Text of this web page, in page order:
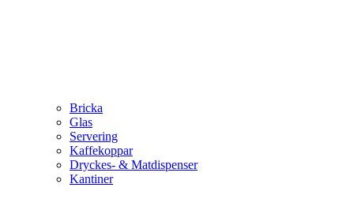
Bricka
Glas
Servering
Kaffekoppar
Dryckes- & Matdispenser
Kantiner